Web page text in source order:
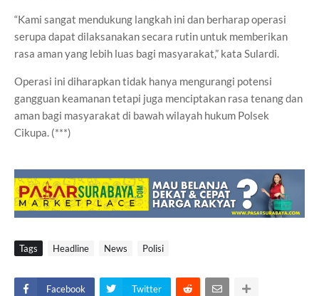
“Kami sangat mendukung langkah ini dan berharap operasi
serupa dapat dilaksanakan secara rutin untuk memberikan
rasa aman yang lebih luas bagi masyarakat,” kata Sulardi.
Operasi ini diharapkan tidak hanya mengurangi potensi
gangguan keamanan tetapi juga menciptakan rasa tenang dan
aman bagi masyarakat di bawah wilayah hukum Polsek
Cikupa. (***)
Tags Headline News Polisi
Facebook Twitter